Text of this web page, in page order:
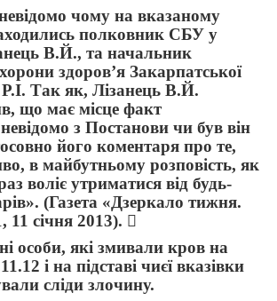
чому на вказаному
полковник СБУ у
В.Й., та начальник
здоров’я Закарпатської
Так як, Лізанець В.Й.
що має місце факт
з Постанови чи був він
його коментаря про те,
в майбутньому розповість, як
воліє утриматися від будь-
(Газета «Дзеркало тижня.
січня 2013). 
особи, які змивали кров на
і на підставі чиєї вказівки
сліди злочину.